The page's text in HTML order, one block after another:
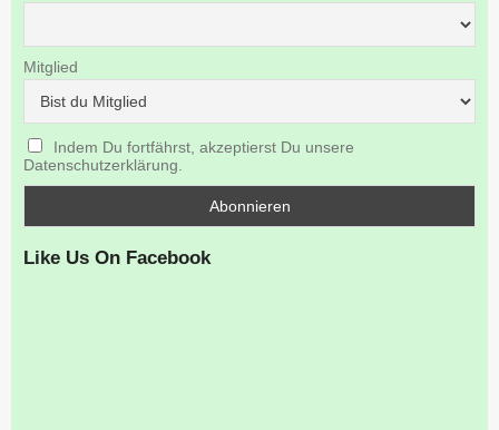
Mitglied
Indem Du fortfährst, akzeptierst Du unsere
Datenschutzerklärung.
Like Us On Facebook